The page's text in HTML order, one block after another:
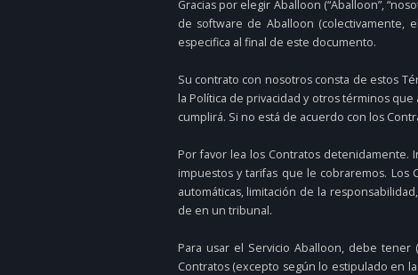
Gracias por elegir Aballoon (“Aballoon”,
de software de Aballoon (colectivamente,
especifica al final de este documento.
Su contrato con nosotros consta de estos
la Política de privacidad y otros términos
cumplirá. Si no está de acuerdo con los
Por favor lea los Contratos detenidamente.
impuestos y tarifas que le cobraremos.
automáticas, limitación de la
de en un tribunal.
Para usar el Servicio Aballoon, debe
Contratos (excepto según lo estipulado en